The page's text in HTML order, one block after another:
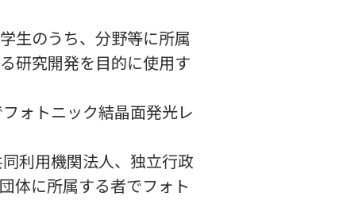
生のうち、分野等に所属
研究開発を目的に使用す
ォトニック結晶面発光レ
利用機関法人、独立行政
体に所属する者でフォト